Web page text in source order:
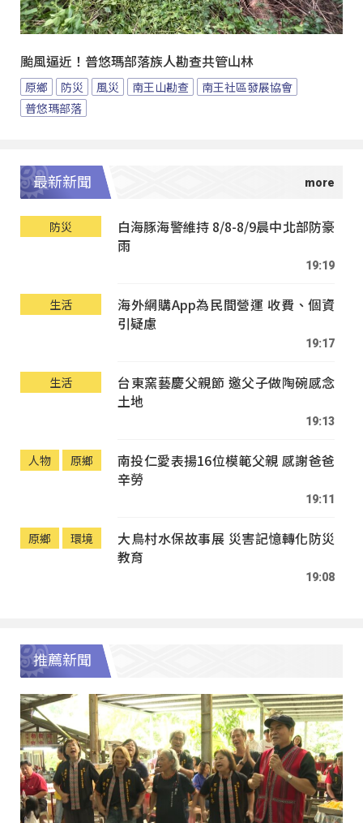
颱風逼近！普悠瑪部落族人勘查共管山林
原鄉 防災 風災 南王山勘查
南王社區發展協會
普悠瑪部落
最新新聞
防災
白海豚海警維持 8/8-8/9晨中北部防豪
雨
19:19
生活
海外網購App為民間營運 收費、個資
引疑慮
19:17
生活
台東窯藝慶父親節 邀父子做陶碗感念
土地
19:13
人物 原鄉
南投仁愛表揚16位模範父親 感謝爸爸
辛勞
19:11
原鄉 環境
大鳥村水保故事展 災害記憶轉化防災
教育
19:08
推薦新聞